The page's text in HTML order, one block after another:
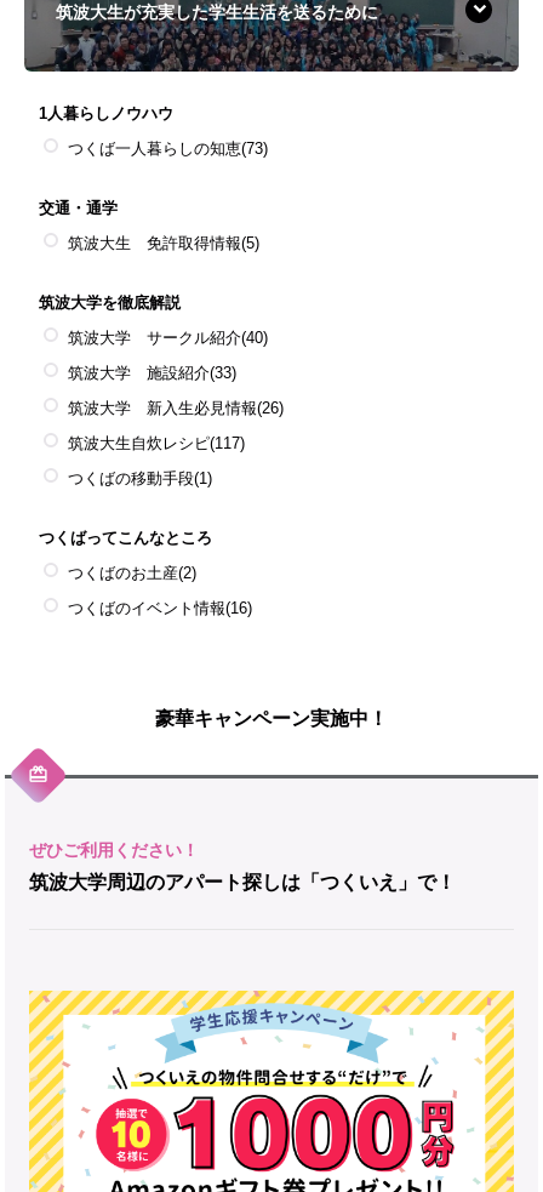
筑波大生が充実した学生生活を送るために
1人暮らしノウハウ
つくば一人暮らしの知恵(73)
交通・通学
筑波大生 免許取得情報(5)
筑波大学を徹底解説
筑波大学 サークル紹介(40)
筑波大学 施設紹介(33)
筑波大学 新入生必見情報(26)
筑波大生自炊レシピ(117)
つくばの移動手段(1)
つくばってこんなところ
つくばのお土産(2)
つくばのイベント情報(16)
豪華キャンペーン実施中！
筑波大学周辺のアパート探しは「つくいえ」で！